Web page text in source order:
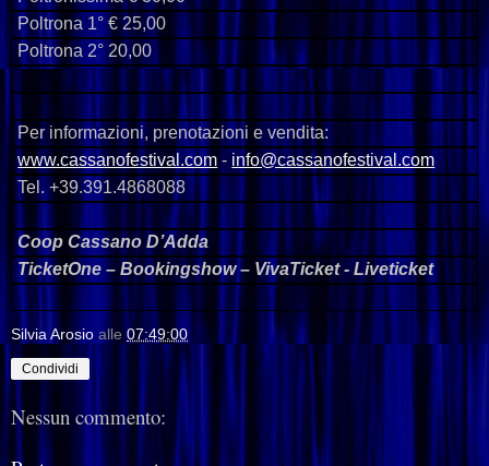
Poltrona 1° € 25,00
Poltrona 2° 20,00
Per informazioni, prenotazioni e vendita:
www.cassanofestival.com - info@cassanofestival.com
Tel. +39.391.4868088
Coop Cassano D’Adda
TicketOne – Bookingshow – VivaTicket - Liveticket
Silvia Arosio alle 07:49:00
Condividi
Nessun commento: